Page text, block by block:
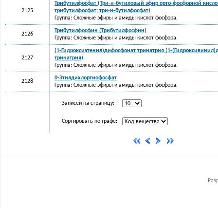
2125
Трибутилфосфат (Три-н-бутиловый эфир орто-фосфорной
трибутилфосфат; три-н-бутилфосфат)
Группа: Сложные эфиры и амиды кислот фосфора.
2126
Трибутилфосфин (Трибутилфосфин)
Группа: Сложные эфиры и амиды кислот фосфора.
2127
(1-Гидроксиэтенил)дифосфонат тринатрия (1-
тринатрия)
Группа: Сложные эфиры и амиды кислот фосфора.
2128
0-Этилдихлортиофосфат
Группа: Сложные эфиры и амиды кислот фосфора.
Записей на страницу:
Сортировать по графе: